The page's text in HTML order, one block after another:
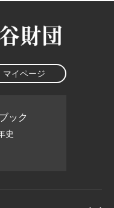
マイページ
ック
史